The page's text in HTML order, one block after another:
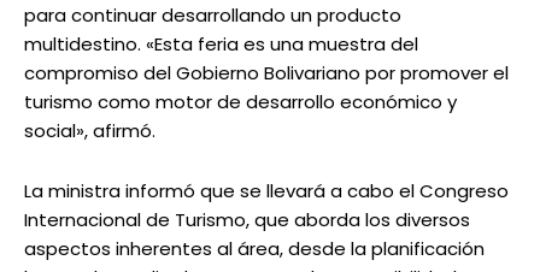
para continuar desarrollando un producto
multidestino. «Esta feria es una muestra del
compromiso del Gobierno Bolivariano por promover el
turismo como motor de desarrollo económico y
social», afirmó.
La ministra informó que se llevará a cabo el Congreso
Internacional de Turismo, que aborda los diversos
aspectos inherentes al área, desde la planificación